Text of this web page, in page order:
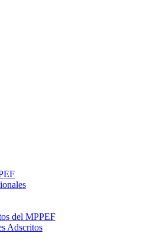
del MPPEF
Adscritos